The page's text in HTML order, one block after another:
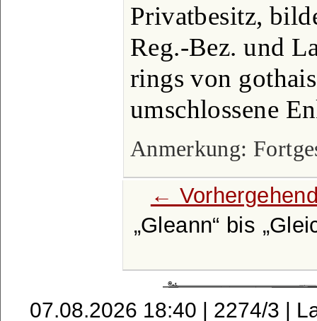
Privatbesitz,
Reg.-Bez. und
rings von
umschlossene
Anmerkung:
←
Gleann
bis
07.08.2026 18:40 | 2274/3 |